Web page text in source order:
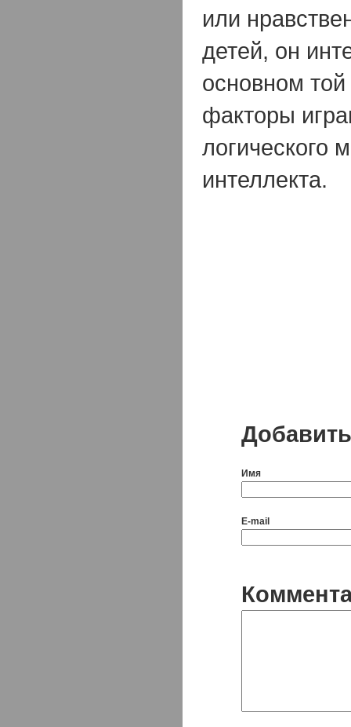
или
детей, он
основном
факторы
логического
интеллекта.
Имя
E-mail